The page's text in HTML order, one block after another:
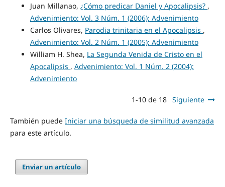
Juan Millanao, ¿Cómo predicar Daniel y Apocalipsis? ,
Advenimiento: Vol. 3 Núm. 1 (2006): Advenimiento
Carlos Olivares, Parodia trinitaria en el Apocalipsis ,
Advenimiento: Vol. 2 Núm. 1 (2005): Advenimiento
William H. Shea, La Segunda Venida de Cristo en el
Apocalipsis , Advenimiento: Vol. 1 Núm. 2 (2004):
Advenimiento
1-10 de 18 Siguiente
También puede Iniciar una búsqueda de similitud avanzada
para este artículo.
Enviar un artículo